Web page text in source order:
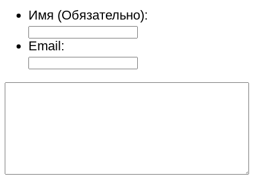
Имя (Обязательно):
Email: